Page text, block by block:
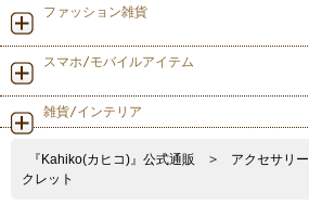
ファッション雑貨
スマホ/モバイルアイテム
雑貨/インテリア
『Kahiko(カヒコ)』公式通販 > アクセサリー
クレット